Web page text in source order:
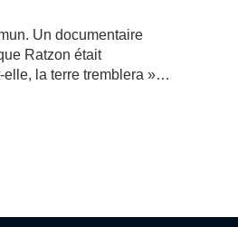
Un documentaire
Ratzon était
elle, la terre tremblera »…